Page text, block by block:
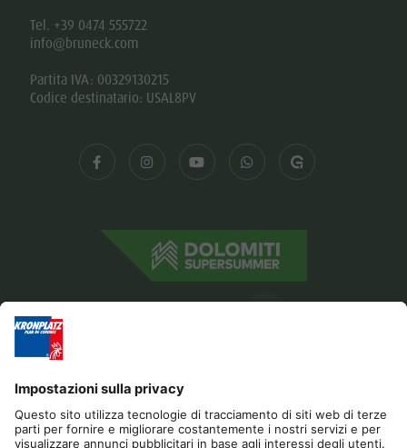
Tel. +39 0474 555722
info@bruneck.com
Partita IVA: 00329130215
Codice destinatario: USAL8PV